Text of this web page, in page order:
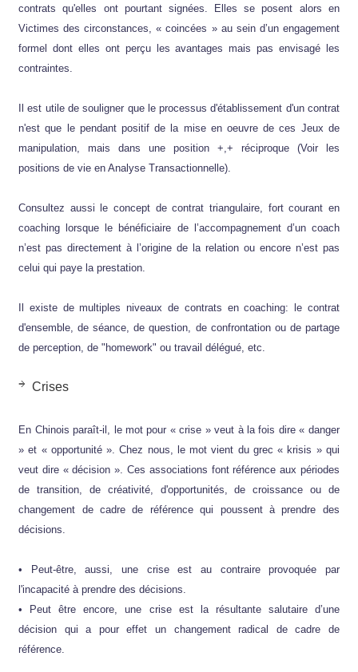
contrats qu'elles ont pourtant signées. Elles se posent alors en
Victimes des circonstances, « coincées » au sein d’un engagement
formel dont elles ont perçu les avantages mais pas envisagé les
contraintes.
Il est utile de souligner que le processus d'établissement d'un contrat
n'est que le pendant positif de la mise en oeuvre de ces Jeux de
manipulation, mais dans une position +,+ réciproque (Voir les
positions de vie en Analyse Transactionnelle).
Consultez aussi le concept de contrat triangulaire, fort courant en
coaching lorsque le bénéficiaire de l’accompagnement d’un coach
n’est pas directement à l’origine de la relation ou encore n’est pas
celui qui paye la prestation.
Il existe de multiples niveaux de contrats en coaching: le contrat
d'ensemble, de séance, de question, de confrontation ou de partage
de perception, de "homework" ou travail délégué, etc.
Crises
En Chinois paraît-il, le mot pour « crise » veut à la fois dire « danger
» et « opportunité ». Chez nous, le mot vient du grec « krisis » qui
veut dire « décision ». Ces associations font référence aux périodes
de transition, de créativité, d'opportunités, de croissance ou de
changement de cadre de référence qui poussent à prendre des
décisions.
• Peut-être, aussi, une crise est au contraire provoquée par
l'incapacité à prendre des décisions.
• Peut être encore, une crise est la résultante salutaire d’une
décision qui a pour effet un changement radical de cadre de
référence.